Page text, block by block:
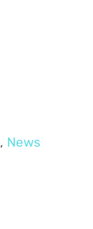
, News